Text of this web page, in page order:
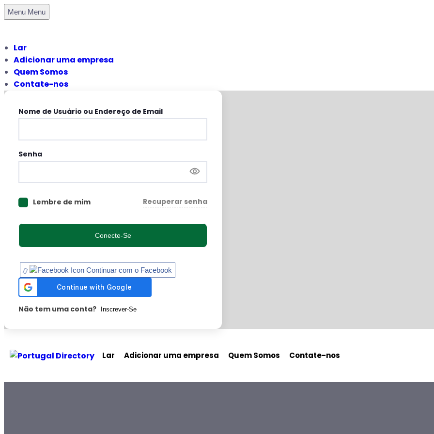
Menu Menu
Lar
Adicionar uma empresa
Quem Somos
Contate-nos
Nome de Usuário ou Endereço de Email
Senha
Lembre de mim Recuperar senha
Conecte-Se
Continuar com o Facebook
Não tem uma conta? Inscrever-Se
Lar Adicionar uma empresa Quem Somos Contate-nos